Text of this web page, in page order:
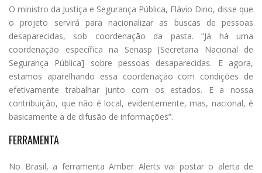
O ministro da Justiça e Segurança Pública, Flávio Dino, disse que
o projeto servirá para nacionalizar as buscas de pessoas
desaparecidas, sob coordenação da pasta. “Já há uma
coordenação específica na Senasp [Secretaria Nacional de
Segurança Pública] sobre pessoas desaparecidas. E agora,
estamos aparelhando essa coordenação com condições de
efetivamente trabalhar junto com os estados. E a nossa
contribuição, que não é local, evidentemente, mas, nacional, é
basicamente a de difusão de informações”.
FERRAMENTA
No Brasil, a ferramenta Amber Alerts vai postar o alerta de